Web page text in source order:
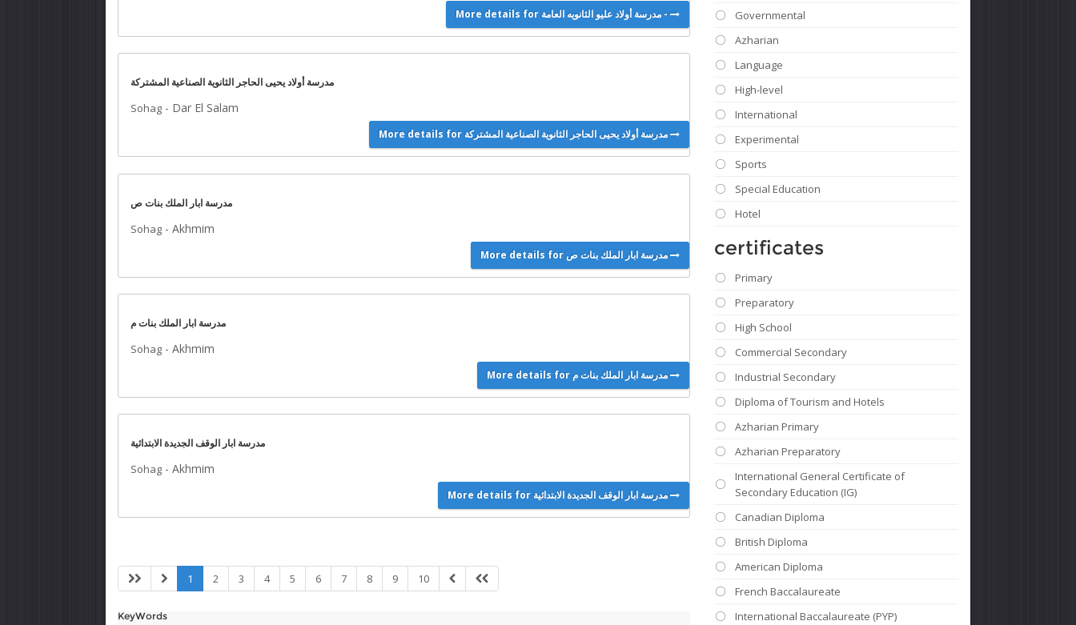
More details for مدرسة أولاد عليو الثانويه العامة -
مدرسة أولاد يحيى الحاجر الثانوية الصناعية المشتركة
Sohag - Dar El Salam
More details for مدرسة أولاد يحيى الحاجر الثانوية الصناعية المشتركة
مدرسة ابار الملك بنات ص
Sohag - Akhmim
More details for مدرسة ابار الملك بنات ص
مدرسة ابار الملك بنات م
Sohag - Akhmim
More details for مدرسة ابار الملك بنات م
مدرسة ابار الوقف الجديدة الابتدائية
Sohag - Akhmim
More details for مدرسة ابار الوقف الجديدة الابتدائية
1 2 3 4 5 6 7 8 9 10
KeyWords
Governmental
Azharian
Language
High-level
International
Experimental
Sports
Special Education
Hotel
certificates
Primary
Preparatory
High School
Commercial Secondary
Industrial Secondary
Diploma of Tourism and Hotels
Azharian Primary
Azharian Preparatory
International General Certificate of
Secondary Education (IG)
Canadian Diploma
British Diploma
American Diploma
French Baccalaureate
International Baccalaureate (PYP)